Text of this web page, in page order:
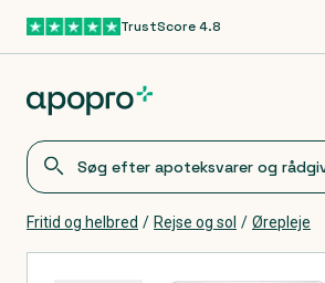
Gå til hovedindholdTrustScore 4.8
Fritid og helbred / Rejse og sol / Ørepleje